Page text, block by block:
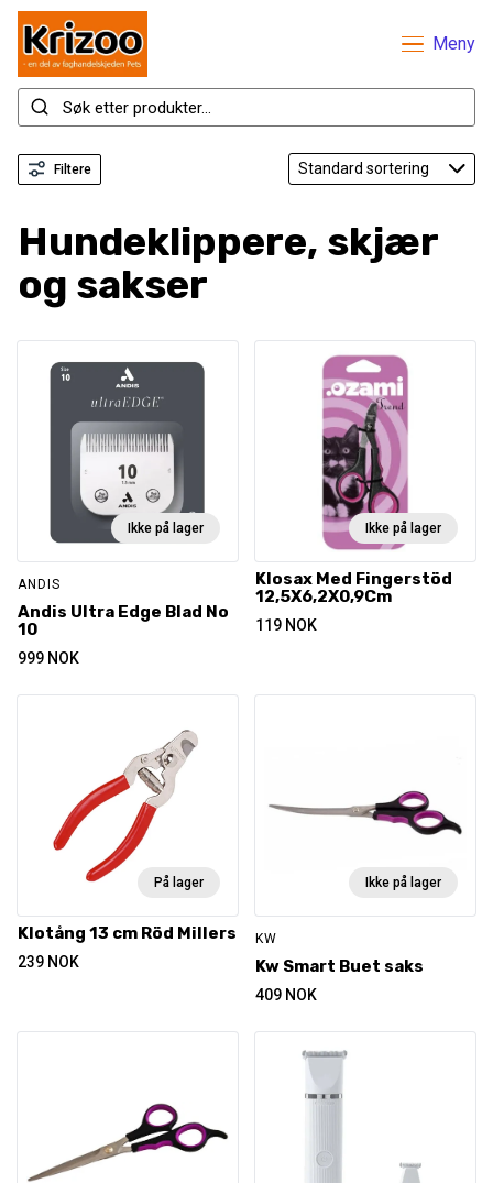
Meny
Filtere
Hundeklippere, skjær
og sakser
Ikke på lager
ANDIS
Andis Ultra Edge Blad No
10
999 NOK
Ikke på lager
Klosax Med Fingerstöd
12,5X6,2X0,9Cm
119 NOK
På lager
Klotång 13 cm Röd Millers
239 NOK
Ikke på lager
KW
Kw Smart Buet saks
409 NOK